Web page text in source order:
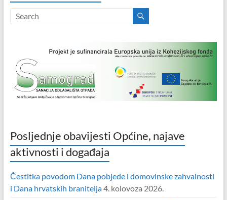
Posljednje obavijesti Općine, najave
aktivnosti i događaja
Čestitka povodom Dana pobjede i domovinske zahvalnosti
i Dana hrvatskih branitelja4. kolovoza 2026.